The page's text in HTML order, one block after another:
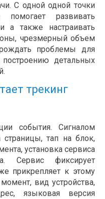
С одной одной точки
развивать
а также настраивать
чрезмерный объем
проблемы для
детальных
трекинг
события. Сигналом
страницы, тап на блок,
установка сервиса
Сервис фиксирует
прикрепляет к этому
вид устройства,
языковая версия